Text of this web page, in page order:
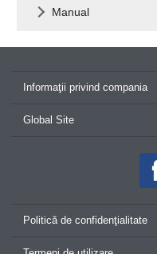
Manual
Informaţii privind compania
Global Site
Politică de confidenţialitate